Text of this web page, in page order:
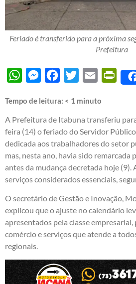
Feriado é transferido para a próxima
Prefeitura
WhatsAppMessengerFacebook
Twitter Email
Tempo de leitura: < 1 minuto
A Prefeitura de Itabuna transferiu
feira (14) o feriado do Servidor
dedicada aos trabalhadores do setor
mas, nesta ano, havia sido remarcada
antes da mudança decretada hoje (9).
serviços considerados essenciais,
O secretário de Gestão e Inovação,
explicou que o ajuste no calendário
apresentados pela classe
comércio e serviços que atende a
regionais.